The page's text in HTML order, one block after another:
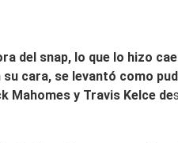
del snap, lo que lo hizo
cara, se levantó como
Mahomes y Travis Kelce de